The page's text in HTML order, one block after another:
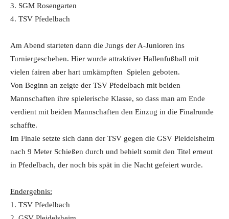
3. SGM Rosengarten
4. TSV Pfedelbach
Am Abend starteten dann die Jungs der A-Junioren ins
Turniergeschehen. Hier wurde attraktiver Hallenfußball mit
vielen fairen aber hart umkämpften Spielen geboten.
Von Beginn an zeigte der TSV Pfedelbach mit beiden
Mannschaften ihre spielerische Klasse, so dass man am Ende
verdient mit beiden Mannschaften den Einzug in die Finalrunde
schaffte.
Im Finale setzte sich dann der TSV gegen die GSV Pleidelsheim
nach 9 Meter Schießen durch und behielt somit den Titel erneut
in Pfedelbach, der noch bis spät in die Nacht gefeiert wurde.
Endergebnis:
1. TSV Pfedelbach